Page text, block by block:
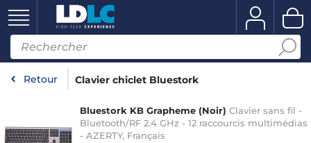
Retour Clavier chiclet Bluestork
Bluestork KB Grapheme (Noir) Clavier sans fil -
Bluetooth/RF 2.4 GHz - 12 raccourcis multimédias
- AZERTY, Français